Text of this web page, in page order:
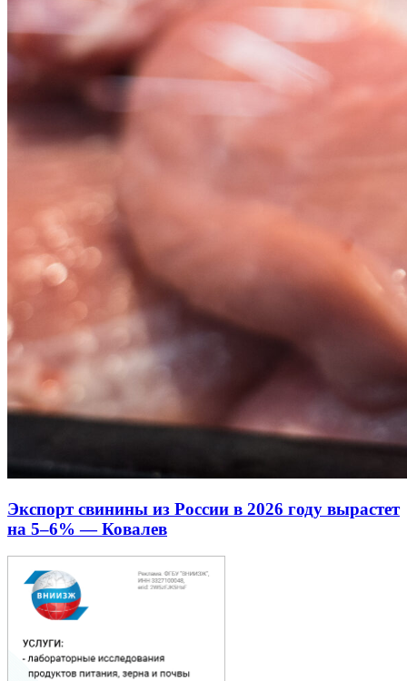
Экспорт свинины из России в 2026 году вырастет
на 5–6% — Ковалев